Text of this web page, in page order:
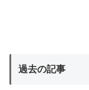
過去の記事